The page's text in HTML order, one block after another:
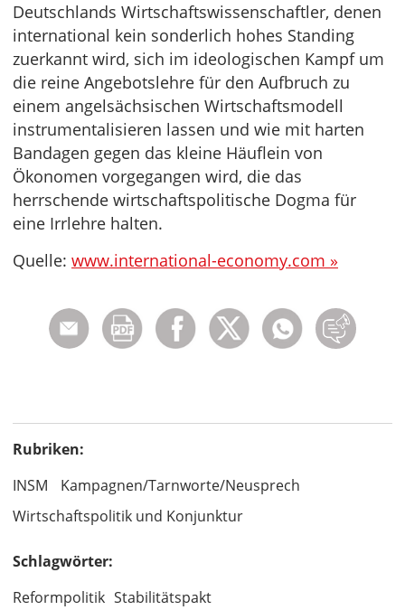
Deutschlands Wirtschaftswissenschaftler, denen
international kein sonderlich hohes Standing
zuerkannt wird, sich im ideologischen Kampf um
die reine Angebotslehre für den Aufbruch zu
einem angelsächsischen Wirtschaftsmodell
instrumentalisieren lassen und wie mit harten
Bandagen gegen das kleine Häuflein von
Ökonomen vorgegangen wird, die das
herrschende wirtschaftspolitische Dogma für
eine Irrlehre halten.
Quelle: www.international-economy.com »
Rubriken:
INSM
Kampagnen/Tarnworte/Neusprech
Wirtschaftspolitik und Konjunktur
Schlagwörter:
Reformpolitik Stabilitätspakt